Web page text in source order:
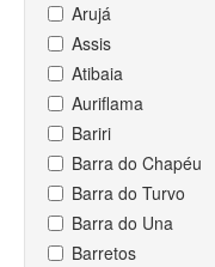
Arujá
Assis
Atibaia
Auriflama
Bariri
Barra do Chapéu
Barra do Turvo
Barra do Una
Barretos